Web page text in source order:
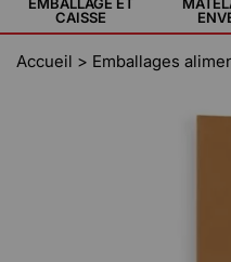
CAISSE
Accueil > Emballages